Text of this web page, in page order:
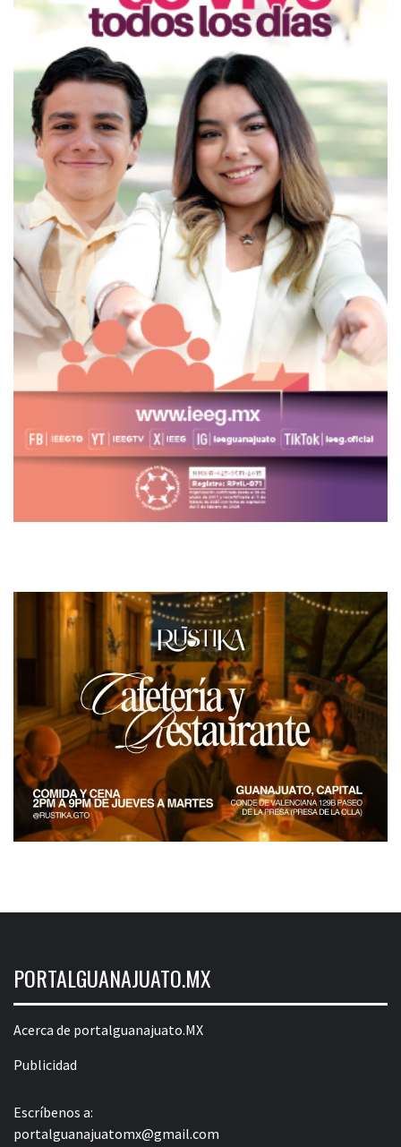
PORTALGUANAJUATO.MX
Acerca de portalguanajuato.MX
Publicidad
Escríbenos a:
portalguanajuatomx@gmail.com